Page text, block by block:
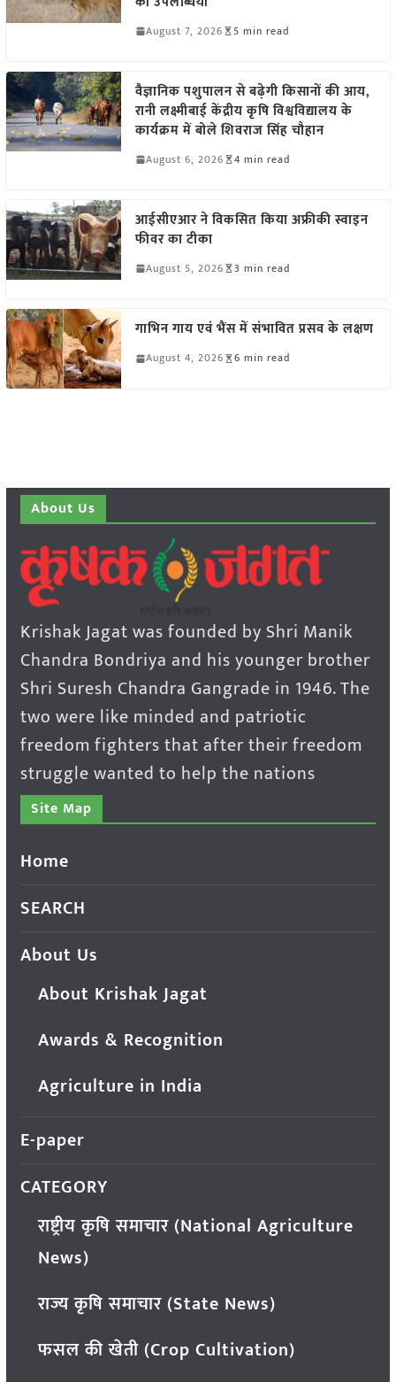
August 7, 2026 5 min read
वैज्ञानिक पशुपालन से बढ़ेगी किसानों की आय,
रानी लक्ष्मीबाई केंद्रीय कृषि विश्वविद्यालय के
कार्यक्रम में बोले शिवराज सिंह चौहान
August 6, 2026 4 min read
आईसीएआर ने विकसित किया अफ्रीकी स्वाइन
फीवर का टीका
August 5, 2026 3 min read
गाभिन गाय एवं भैंस में संभावित प्रसव के लक्षण
August 4, 2026 6 min read
About Us
Krishak Jagat was founded by Shri Manik
Chandra Bondriya and his younger brother
Shri Suresh Chandra Gangrade in 1946. The
two were like minded and patriotic
freedom fighters that after their freedom
struggle wanted to help the nations
Site Map
Home
SEARCH
About Us
About Krishak Jagat
Awards & Recognition
Agriculture in India
E-paper
CATEGORY
राष्ट्रीय कृषि समाचार (National Agriculture
News)
राज्य कृषि समाचार (State News)
फसल की खेती (Crop Cultivation)